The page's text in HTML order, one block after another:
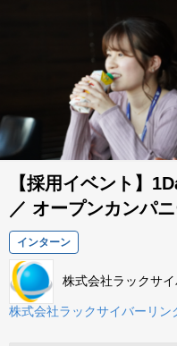
【採用イベント】
／ オープンカンパ
インターン
株式会社ラックサ
株式会社ラックサイバーリン